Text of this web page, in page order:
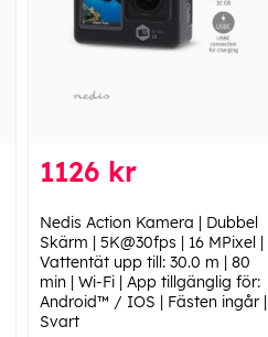
1126 kr
Nedis Action Kamera | Dubbel
Skärm | 5K@30fps | 16 MPixel |
Vattentät upp till: 30.0 m | 80
min | Wi-Fi | App tillgänglig för:
Android™ / IOS | Fästen ingår |
Svart